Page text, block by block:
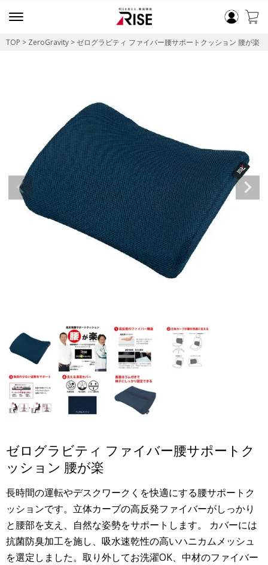
TOP ZeroGravity ゼログラビティ ファイバー腰サポートクッション 腰が楽
ゼログラビティ ファイバー腰サポートク
ッション 腰が楽
長時間の運転やデスクワークくを快適にする腰サポートク
ッションです。立体カーブの高反発ファイバーがしっかり
と腰部を支え、自然な姿勢をサポートします。 カバーには
抗菌防臭加工を施し、吸水速乾性の高いハニカムメッシュ
を選定しました。取り外してお洗濯OK、中材のファイバー